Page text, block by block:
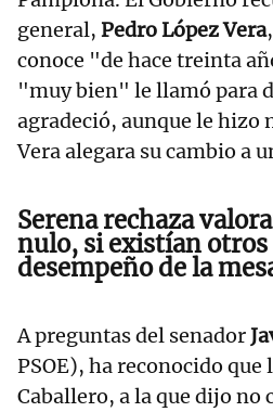
general, Pedro López Vera
conoce "de hace treinta
"muy bien" le llamó para
agradeció, aunque le hizo
Vera alegara su cambio a
Serena rechaza
nulo, si existían otros
desempeño de la
A preguntas del senador
PSOE), ha reconocido que
Caballero, a la que dijo no